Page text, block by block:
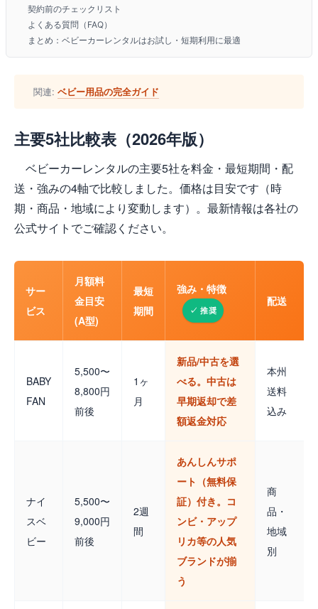
契約前のチェックリスト
よくある質問（FAQ）
まとめ：ベビーカーレンタルはお試し・短期利用に最適
関連: ベビー用品の完全ガイド
主要5社比較表（2026年版）
ベビーカーレンタルの主要5社を料金・最短期間・配
送・強みの4軸で比較しました。価格は目安です（時
期・商品・地域により変動します）。最新情報は各社の
公式サイトでご確認ください。
サー
ビス
月額料
金目安
(A型)
最短
期間
強み・特徴
配送
BABY
FAN
5,500〜
8,800円
前後
1ヶ
月
新品/中古を選
べる。中古は
早期返却で差
額返金対応
本州
送料
込み
ナイ
スベ
ビー
5,500〜
9,000円
前後
2週
間
あんしんサポ
ート（無料保
証）付き。コ
ンビ・アップ
リカ等の人気
ブランドが揃
う
商
品・
地域
別